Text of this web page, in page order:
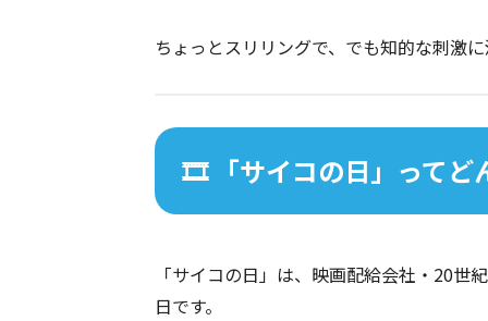
ちょっとスリリングで、でも知的な刺激
🎞️ 「サイコの日」ってど
「サイコの日」は、映画配給会社・20世
日です。